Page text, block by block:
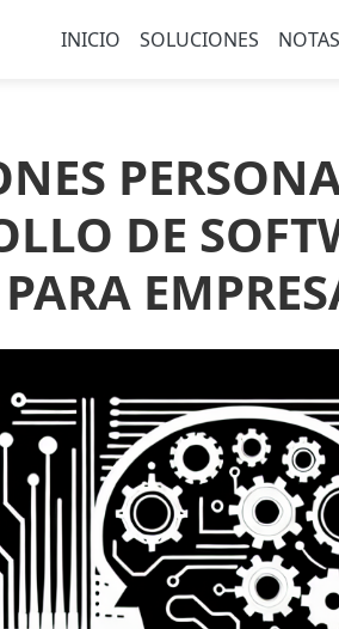
INICIO SOLUCIONES
DE